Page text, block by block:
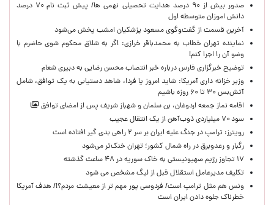
صدور بیش از ۹۰ درصد هدایت تحصیلی نهمی ها/ پیش ثبت نام ۷۰ درصد
دانش اموزان متوسطه اول
آخرین قسمت از گفت‌وگوی مسعود پزشکیان امشب پخش می‌شود
نماینده تهران خطاب به محمدباقر خرازی: اگر به شلاق محکوم شوی حاضرم با
وضو آن را اجرا کنم!
توضیح خبرگزاری فارس درباره خبر انتصاب محسن رضایی به دبیری شعام
وزیر خزانه داری آمریکا: شاید امروز یا فردا، شاهد دستیابی به یک توافق، شامل
آتش‌بس ۳۰ تا ۶۰ روزه باشیم
اقامه نماز جمعه اردوغان، بن ‌سلمان و شهباز شریف پس از امضای توافق
سود ۷۰ میلیاردی ذوب‌آهن از یک انتقال عجیب
رویترز: ترامپ در جنگ علیه ایران بر سر ۲ راهی بدی گیر افتاده است
رگبار و رعدوبرق در راه شمال کشور؛ تهران خنک‌تر می‌شود
۱۷ تجاوز رژیم صهیونیستی به خاک سوریه در ۴۸ ساعت گذشته
تکلیف مدیرعامل استقلال قبل از لیگ مشخص می شود
ونس هم مثل ترامپ است/ فردوسی پور مهم تر از معیشت مردم؟!/ هدف آمریکا
خطرناک جلوه دادن ایران است